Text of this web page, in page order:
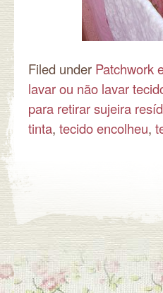
Filed under Patchwork
lavar ou não lavar
para retirar sujeira
tinta, tecido encolheu,